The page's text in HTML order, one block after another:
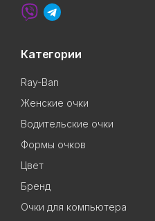
Категории
Ray-Ban
Женские очки
Водительские очки
Формы очков
Цвет
Бренд
Очки для компьютера